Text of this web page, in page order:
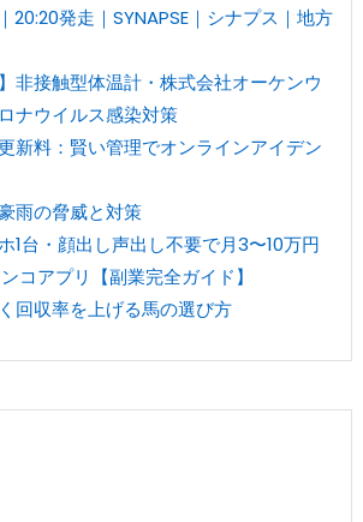
20:20発走｜SYNAPSE｜シナプス｜地方
非接触型体温計・株式会社オーケンウ
ナウイルス感染対策
新料：賢い管理でオンラインアイデン
雨の脅威と対策
1台・顔出し声出し不要で月3〜10万円
コアプリ【副業完全ガイド】
回収率を上げる馬の選び方